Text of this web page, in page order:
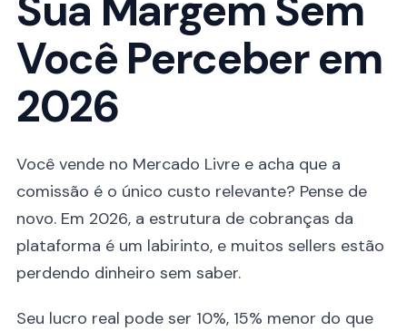
Você Perceber em
2026
Você vende no Mercado Livre e acha que a
comissão é o único custo relevante? Pense de
novo. Em 2026, a estrutura de cobranças da
plataforma é um labirinto, e muitos sellers estão
perdendo dinheiro sem saber.
Seu lucro real pode ser 10%, 15% menor do que